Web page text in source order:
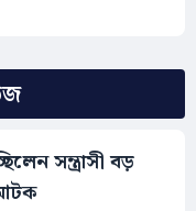
সন্ত্রাসী বড়